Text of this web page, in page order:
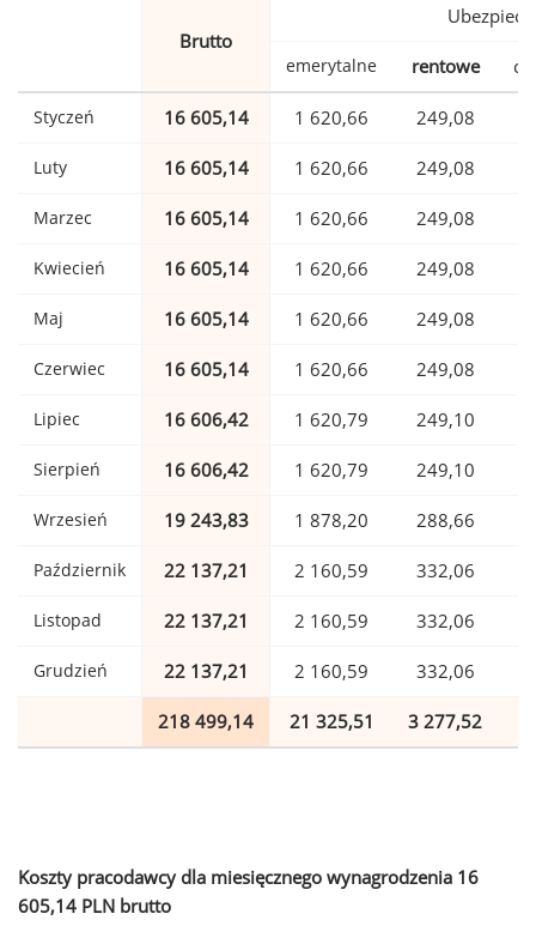
Brutto
emerytalne rentowe
Styczeń 16 605,14 1 620,66 249,08
Luty 16 605,14 1 620,66 249,08
Marzec 16 605,14 1 620,66 249,08
Kwiecień 16 605,14 1 620,66 249,08
Maj 16 605,14 1 620,66 249,08
Czerwiec 16 605,14 1 620,66 249,08
Lipiec 16 606,42 1 620,79 249,10
Sierpień 16 606,42 1 620,79 249,10
Wrzesień 19 243,83 1 878,20 288,66
Październik 22 137,21 2 160,59 332,06
Listopad 22 137,21 2 160,59 332,06
Grudzień 22 137,21 2 160,59 332,06
218 499,14 21 325,51 3 277,52
Koszty pracodawcy dla miesięcznego wynagrodzenia 16
605,14 PLN brutto